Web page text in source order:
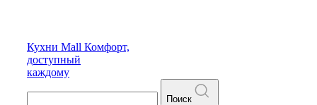
Кухни Mall Комфорт,
доступный
каждому
Поиск